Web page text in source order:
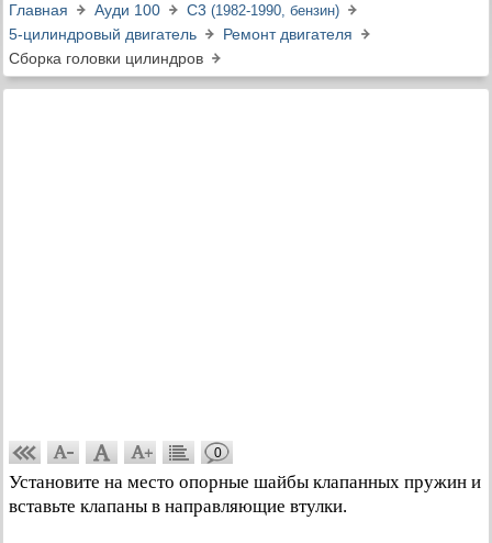
Главная Ауди 100 С3 (1982-1990, бензин)
5-цилиндровый двигатель
Ремонт двигателя
Сборка головки цилиндров
0
Установите на место опорные шайбы клапанных пружин и
вставьте клапаны в направляющие втулки.